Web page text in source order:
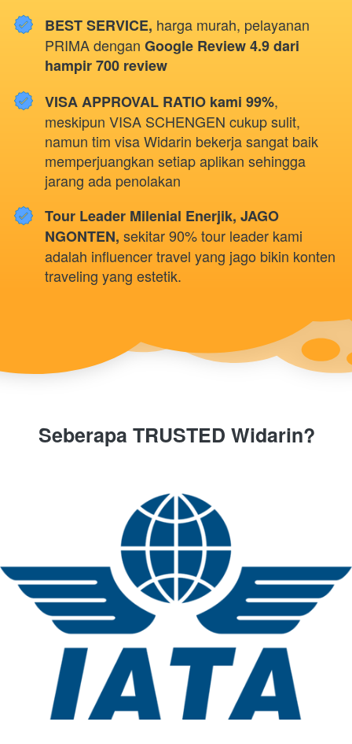
BEST SERVICE, harga murah, pelayanan
PRIMA dengan Google Review 4.9 dari
hampir 700 review
VISA APPROVAL RATIO kami 99%,
meskipun VISA SCHENGEN cukup sulit,
namun tim visa Widarin bekerja sangat baik
memperjuangkan setiap aplikan sehingga
jarang ada penolakan
Tour Leader Milenial Enerjik, JAGO
NGONTEN, sekitar 90% tour leader kami
adalah influencer travel yang jago bikin konten
traveling yang estetik.
Seberapa TRUSTED Widarin?